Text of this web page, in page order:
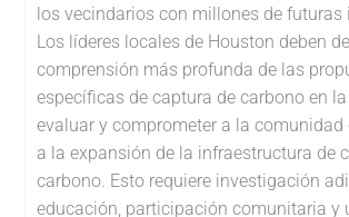
los vecindarios con millones de futuras
Los líderes locales de Houston deben
comprensión más profunda de las
específicas de captura de carbono en
evaluar y comprometer a la comunidad
a la expansión de la infraestructura de
carbono. Esto requiere investigación
educación, participación comunitaria y